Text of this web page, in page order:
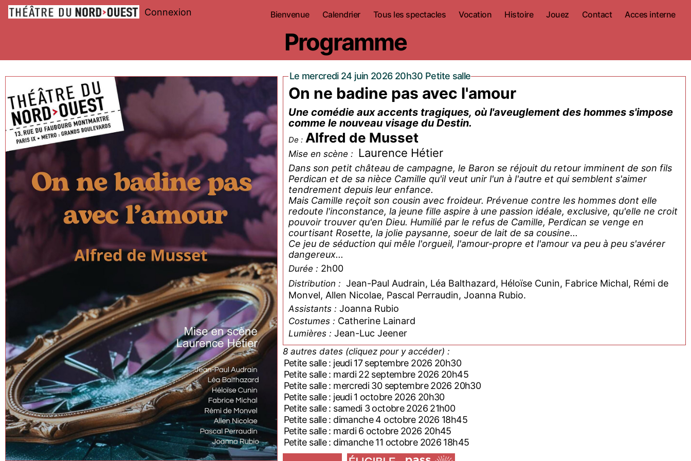
Connexion Bienvenue Calendrier Tous les spectacles Vocation Histoire Jouez Contact Acces interne
Programme
Le mercredi 24 juin 2026 20h30 Petite salle
On ne badine pas avec l'amour
Une comédie aux accents tragiques, où l'aveuglement des hommes s'impose
comme le nouveau visage du Destin.
De : Alfred de Musset
Mise en scène : Laurence Hétier
Dans son petit château de campagne, le Baron se réjouit du retour imminent de son fils
Perdican et de sa nièce Camille qu'il veut unir l'un à l'autre et qui semblent s'aimer
tendrement depuis leur enfance.
Mais Camille reçoit son cousin avec froideur. Prévenue contre les hommes dont elle
redoute l'inconstance, la jeune fille aspire à une passion idéale, exclusive, qu'elle ne croit
pouvoir trouver qu'en Dieu. Humilié par le refus de Camille, Perdican se venge en
courtisant Rosette, la jolie paysanne, soeur de lait de sa cousine...
Ce jeu de séduction qui mêle l'orgueil, l'amour-propre et l'amour va peu à peu s'avérer
dangereux...
Durée : 2h00
Distribution : Jean-Paul Audrain, Léa Balthazard, Héloïse Cunin, Fabrice Michal, Rémi de
Monvel, Allen Nicolae, Pascal Perraudin, Joanna Rubio.
Assistants : Joanna Rubio
Costumes : Catherine Lainard
Lumières : Jean-Luc Jeener
8 autres dates (cliquez pour y accéder) :
Petite salle : jeudi 17 septembre 2026 20h30
Petite salle : mardi 22 septembre 2026 20h45
Petite salle : mercredi 30 septembre 2026 20h30
Petite salle : jeudi 1 octobre 2026 20h30
Petite salle : samedi 3 octobre 2026 21h00
Petite salle : dimanche 4 octobre 2026 18h45
Petite salle : mardi 6 octobre 2026 20h45
Petite salle : dimanche 11 octobre 2026 18h45